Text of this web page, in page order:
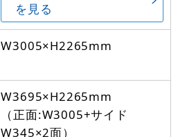
を見る
W3005×H2265mm
W3695×H2265mm
（正面:W3005+サイド
W345×2面）